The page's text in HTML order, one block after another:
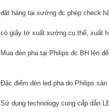
đặt hàng tại xưởng đc phép check
có giấy tờ xuất xưởng cụ thể, xuất
Mua đèn pha tại Philips đc BH lên
Đặc điểm đèn led pha do Philips sản
Sử dụng technology cung cấp dẫn